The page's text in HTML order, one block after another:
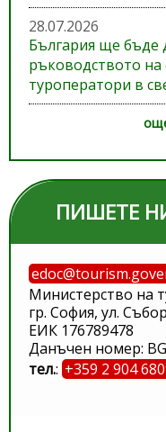
28.07.2026
България ще бъде
ръководството
туроператори в
ПИШЕТЕ
Министерство на
гр. София, ул.
ЕИК 176789478
Данъчен номер:
тел.: +359 2 904